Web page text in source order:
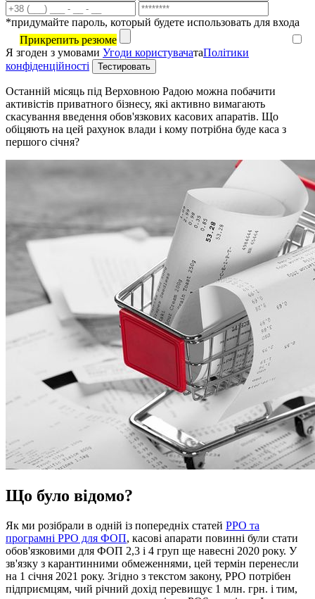
*придумайте пароль, который будете использовать для входа
Прикрепить резюме
Я згоден з умовами Угоди користувачатаПолітики
конфіденційності
Останній місяць під Верховною Радою можна побачити
активістів приватного бізнесу, які активно вимагають
скасування введення обов'язкових касових апаратів. Що
обіцяють на цей рахунок влади і кому потрібна буде каса з
першого січня?
Що було відомо?
Як ми розібрали в одній із попередніх статей РРО та
програмні РРО для ФОП, касові апарати повинні були стати
обов'язковими для ФОП 2,3 і 4 груп ще навесні 2020 року. У
зв'язку з карантинними обмеженнями, цей термін перенесли
на 1 січня 2021 року. Згідно з текстом закону, РРО потрібен
підприємцям, чий річний дохід перевищує 1 млн. грн. і тим,